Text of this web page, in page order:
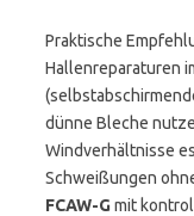
Praktische
Hallenreparaturen
dünne Bleche nutze
Windverhältnisse
Schweißungen
FCAW-Gmit